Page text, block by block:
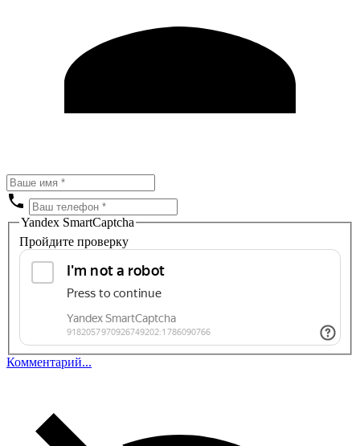
Yandex SmartCaptcha
Пройдите проверку
Комментарий...